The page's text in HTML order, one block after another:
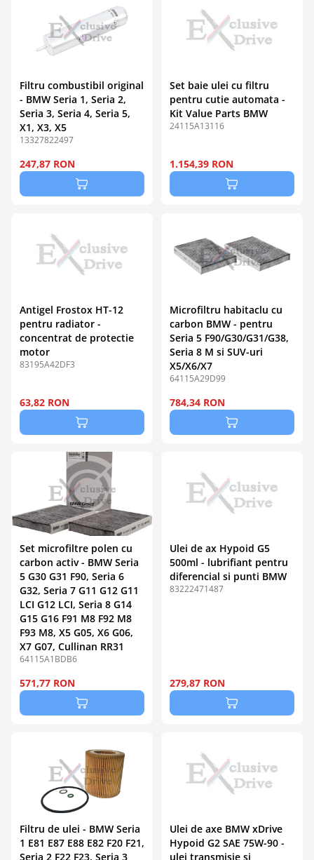
Filtru combustibil original
- BMW Seria 1, Seria 2,
Seria 3, Seria 4, Seria 5,
X1, X3, X5
13327822497
247,87 RON
Set baie ulei cu filtru
pentru cutie automata -
Kit Value Parts BMW
24115A13116
1.154,39 RON
Antigel Frostox HT-12
pentru radiator -
concentrat de protectie
motor
83195A42DF3
63,82 RON
Microfiltru habitaclu cu
carbon BMW - pentru
Seria 5 F90/G30/G31/G38,
Seria 8 M si SUV-uri
X5/X6/X7
64115A29D99
784,34 RON
Set microfiltre polen cu
carbon activ - BMW Seria
5 G30 G31 F90, Seria 6
G32, Seria 7 G11 G12 G11
LCI G12 LCI, Seria 8 G14
G15 G16 F91 M8 F92 M8
F93 M8, X5 G05, X6 G06,
X7 G07, Cullinan RR31
64115A1BDB6
571,77 RON
Ulei de ax Hypoid G5
500ml - lubrifiant pentru
diferencial si punti BMW
83222471487
279,87 RON
Filtru de ulei - BMW Seria
1 E81 E87 E88 E82 F20 F21,
Seria 2 F22 F23, Seria 3
Ulei de axe BMW xDrive
Hypoid G2 SAE 75W-90 -
ulei transmisie si